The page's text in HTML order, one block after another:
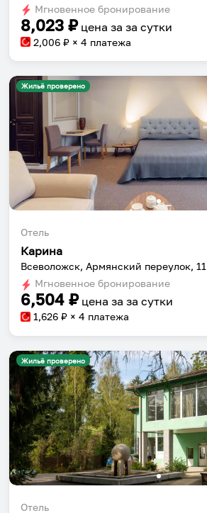
changing
dates.
changing
dates.
Мгновенное бронирование
8,023 ₽ цена за за сутки
2,006 ₽ × 4 платежа
Жильё проверено
Отель
Карина
Всеволожск, Армянский переулок, 11
Мгновенное бронирование
6,504 ₽ цена за за сутки
1,626 ₽ × 4 платежа
Жильё проверено
Отель